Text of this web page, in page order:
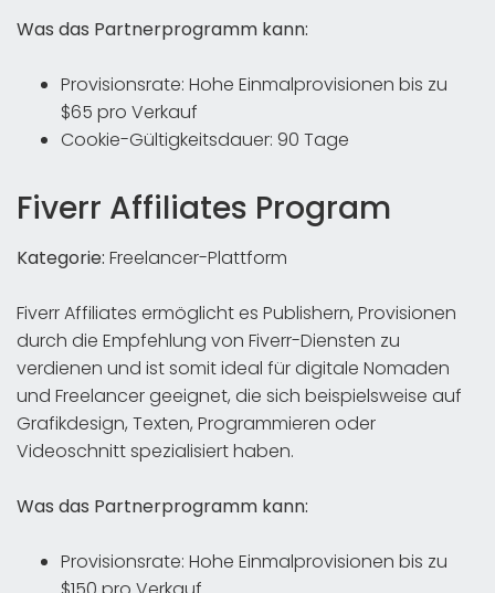
Was das Partnerprogramm kann:
Provisionsrate: Hohe Einmalprovisionen bis zu
$65 pro Verkauf
Cookie-Gültigkeitsdauer: 90 Tage
Fiverr Affiliates Program
Kategorie: Freelancer-Plattform
Fiverr Affiliates ermöglicht es Publishern, Provisionen
durch die Empfehlung von Fiverr-Diensten zu
verdienen und ist somit ideal für digitale Nomaden
und Freelancer geeignet, die sich beispielsweise auf
Grafikdesign, Texten, Programmieren oder
Videoschnitt spezialisiert haben.
Was das Partnerprogramm kann:
Provisionsrate: Hohe Einmalprovisionen bis zu